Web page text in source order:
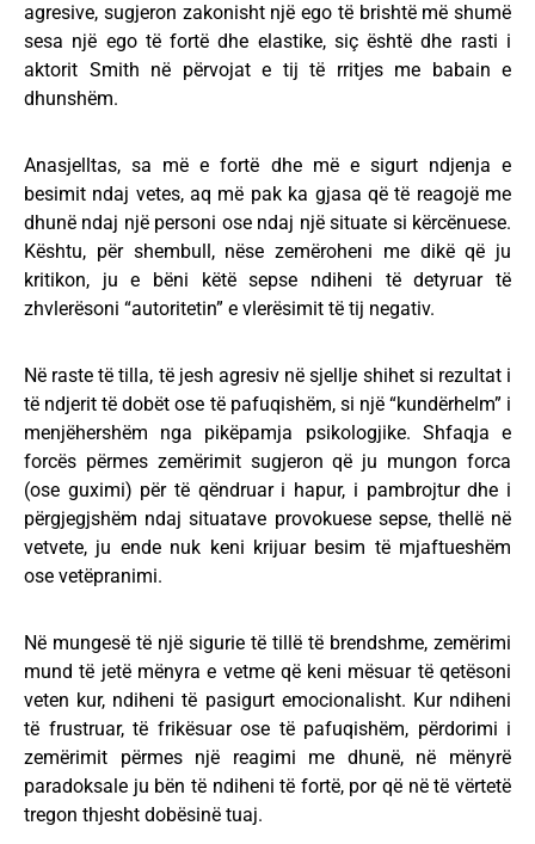
agresive, sugjeron zakonisht një ego të brishtë më shumë
sesa një ego të fortë dhe elastike, siç është dhe rasti i
aktorit Smith në përvojat e tij të rritjes me babain e
dhunshëm.
Anasjelltas, sa më e fortë dhe më e sigurt ndjenja e
besimit ndaj vetes, aq më pak ka gjasa që të reagojë me
dhunë ndaj një personi ose ndaj një situate si kërcënuese.
Kështu, për shembull, nëse zemëroheni me dikë që ju
kritikon, ju e bëni këtë sepse ndiheni të detyruar të
zhvlerësoni “autoritetin” e vlerësimit të tij negativ.
Në raste të tilla, të jesh agresiv në sjellje shihet si rezultat i
të ndjerit të dobët ose të pafuqishëm, si një “kundërhelm” i
menjëhershëm nga pikëpamja psikologjike. Shfaqja e
forcës përmes zemërimit sugjeron që ju mungon forca
(ose guximi) për të qëndruar i hapur, i pambrojtur dhe i
përgjegjshëm ndaj situatave provokuese sepse, thellë në
vetvete, ju ende nuk keni krijuar besim të mjaftueshëm
ose vetëpranimi.
Në mungesë të një sigurie të tillë të brendshme, zemërimi
mund të jetë mënyra e vetme që keni mësuar të qetësoni
veten kur, ndiheni të pasigurt emocionalisht. Kur ndiheni
të frustruar, të frikësuar ose të pafuqishëm, përdorimi i
zemërimit përmes një reagimi me dhunë, në mënyrë
paradoksale ju bën të ndiheni të fortë, por që në të vërtetë
tregon thjesht dobësinë tuaj.